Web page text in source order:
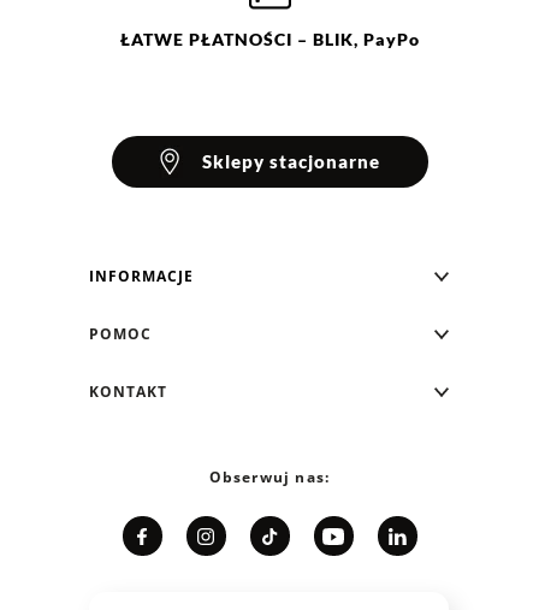
ŁATWE PŁATNOŚCI – BLIK, PayPo
Sklepy stacjonarne
INFORMACJE
Klub Greenpoint
Współpraca
POMOC
Zwrot/Wymiana
KONTAKT
Telefon: 12 287 07 07
Pn. - pt.: 8:00 - 15:00
Relacje inwestorskie
Obserwuj nas: